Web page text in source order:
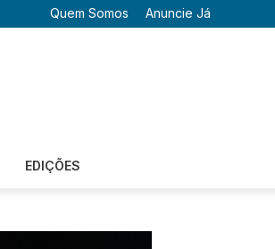
Quem Somos Anuncie Já
EDIÇÕES